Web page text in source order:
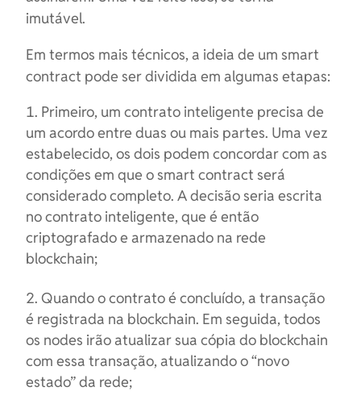
imutável.
Em termos mais técnicos, a ideia de um smart
contract pode ser dividida em algumas etapas:
Primeiro, um contrato inteligente precisa de
um acordo entre duas ou mais partes. Uma vez
estabelecido, os dois podem concordar com as
condições em que o smart contract será
considerado completo. A decisão seria escrita
no contrato inteligente, que é então
criptografado e armazenado na rede
blockchain;
Quando o contrato é concluído, a transação
é registrada na blockchain. Em seguida, todos
os nodes irão atualizar sua cópia do blockchain
com essa transação, atualizando o “novo
estado” da rede;